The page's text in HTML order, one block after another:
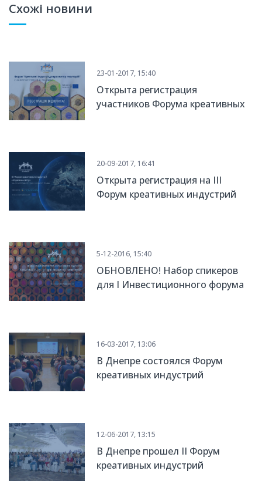
Схожі новини
23-01-2017, 15:40
Открыта регистрация
участников Форума креативных
20-09-2017, 16:41
Открыта регистрация на ІІІ
Форум креативных индустрий
5-12-2016, 15:40
ОБНОВЛЕНО! Набор спикеров
для І Инвестиционного форума
16-03-2017, 13:06
В Днепре состоялся Форум
креативных индустрий
12-06-2017, 13:15
В Днепре прошел II Форум
креативных индустрий